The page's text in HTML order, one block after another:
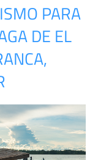
PARA
DE EL